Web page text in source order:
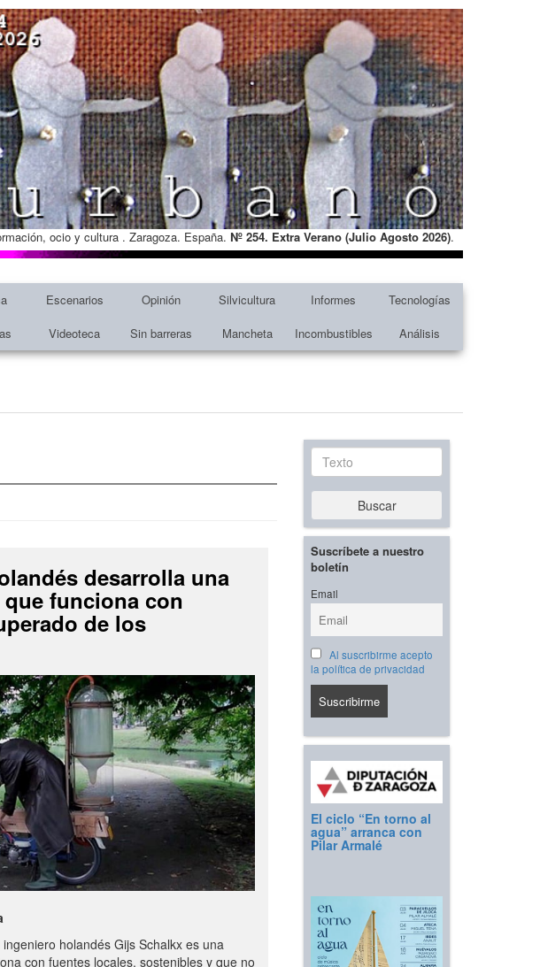
ocio y cultura . Zaragoza. España. Nº 254. Extra Verano (Julio Agosto 2026).
Escenarios Opinión Silvicultura Informes
Tecnologías
Videoteca Sin barreras Mancheta Incombustibles Análisis
desarrolla una
funciona con
de los
holandés Gijs Schalkx es una
con fuentes locales, sostenibles y que no
Texto
Buscar
Suscríbete a nuestro
boletín
Email
Al suscribirme acepto
la política de privacidad
El ciclo “En torno al
agua” arranca con
Pilar Armalé